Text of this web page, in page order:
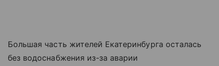
Большая часть жителей Екатеринбурга осталась
без водоснабжения из-за аварии